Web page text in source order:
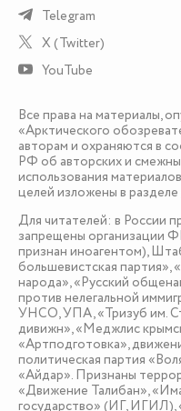
Telegram
X (Twitter)
YouTube
Все права на материалы,
«Арктического
авторам и охраняются в
РФ об авторских и
использования
целей изложены в разделе
Для читателей: в России
запрещены организации
признан иноагентом),
большевистская
народа», «Русский
против нелегальной
УНСО, УПА, «Тризуб им.
дивижн», «Меджлис
«Артподготовка»,
политическая партия
«Айдар». Признаны
«Движение Талибан»,
государство» (ИГ,